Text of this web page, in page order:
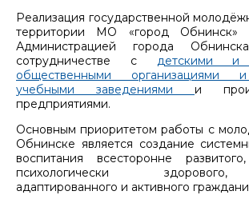
Реализация государственной
территории МО «город Обнинск»
Администрацией города
сотрудничестве с
детскими и
общественными организациями
учебными заведениями и
предприятиями.
Основным приоритетом работы с
Обнинске является создание
воспитания всесторонне
психологически
адаптированного и активного